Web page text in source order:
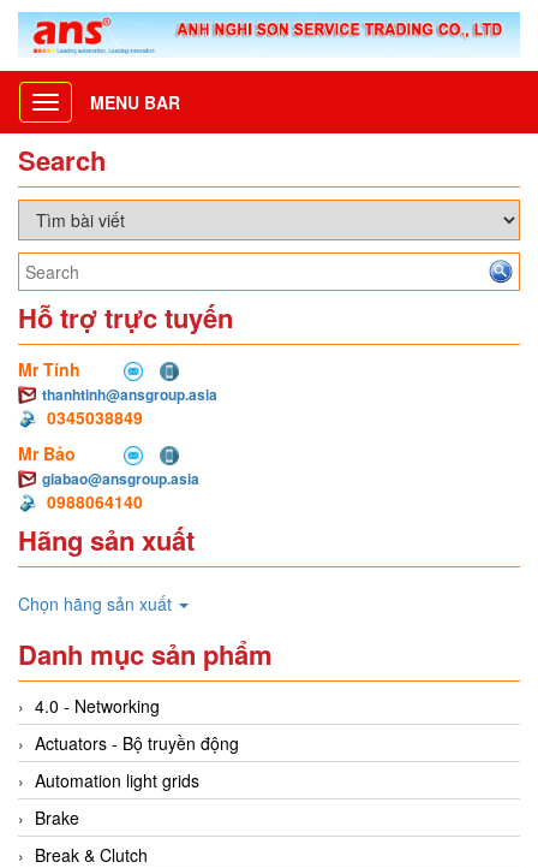
Toggle
navigation
MENU BAR
Search
Hỗ trợ trực tuyến
Mr Tính
thanhtinh@ansgroup.asia
0345038849
Mr Bảo
giabao@ansgroup.asia
0988064140
Hãng sản xuất
Chọn hãng sản xuất
Danh mục sản phẩm
4.0 - Networking
Actuators - Bộ truyền động
Automation light grids
Brake
Break & Clutch